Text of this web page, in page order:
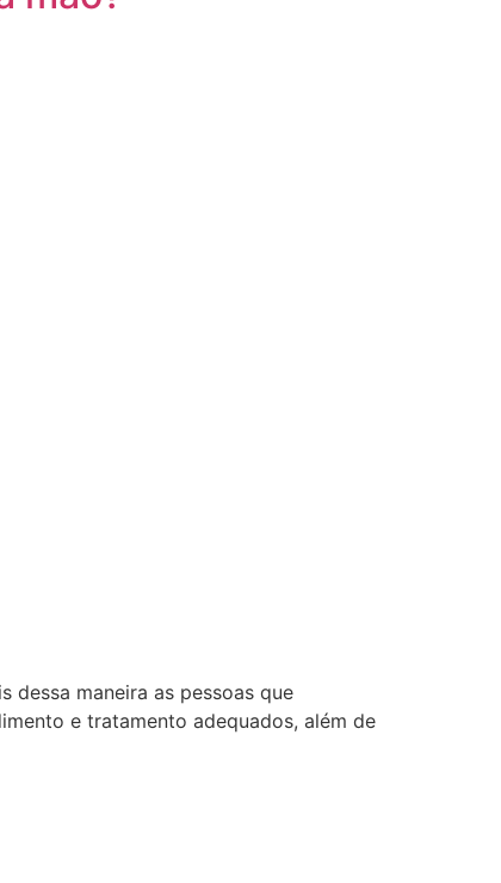
dessa maneira as pessoas que
e tratamento adequados, além de